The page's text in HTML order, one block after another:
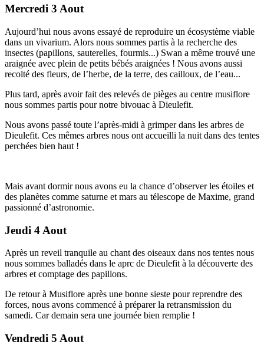
Mercredi 3 Aout
Aujourd’hui nous avons essayé de reproduire un écosystème viable
dans un vivarium. Alors nous sommes partis à la recherche des
insectes (papillons, sauterelles, fourmis...) Swan a même trouvé une
araignée avec plein de petits bébés araignées ! Nous avons aussi
recolté des fleurs, de l’herbe, de la terre, des cailloux, de l’eau...
Plus tard, après avoir fait des relevés de pièges au centre musiflore
nous sommes partis pour notre bivouac à Dieulefit.
Nous avons passé toute l’après-midi à grimper dans les arbres de
Dieulefit. Ces mêmes arbres nous ont accueilli la nuit dans des tentes
perchées bien haut !
Mais avant dormir nous avons eu la chance d’observer les étoiles et
des planètes comme saturne et mars au télescope de Maxime, grand
passionné d’astronomie.
Jeudi 4 Aout
Après un reveil tranquile au chant des oiseaux dans nos tentes nous
nous sommes balladés dans le aprc de Dieulefit à la découverte des
arbres et comptage des papillons.
De retour à Musiflore après une bonne sieste pour reprendre des
forces, nous avons commencé à préparer la retransmission du
samedi. Car demain sera une journée bien remplie !
Vendredi 5 Aout